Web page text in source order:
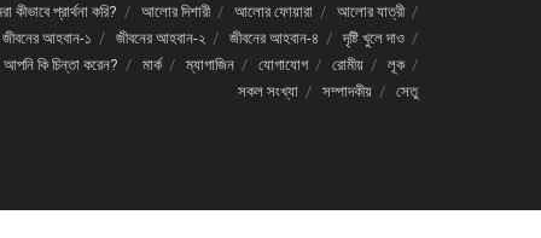
কীভাবে প্রার্থনা করি? আলোর দিশারী আলোর ফোয়ারা
আলোর যাত্রী
জীবনের আহবান-১ জীবনের আহবান-২ জীবনের আহবান-৪
দৃষ্টি খুলে দাও
কি চিন্তা করেন? মার্ক ম্যাগাজিন যোগাযোগ রোমীয়
লূক
সকল সংখ্যা
সম্পাদকীয় সেতু